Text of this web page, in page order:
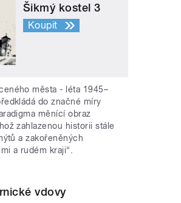
Šikmý kostel 3
Koupit
města - léta 1945–
do značné míry
měnící obraz
zahlazenou historii stále
a zakořeněných
a rudém kraji“.
vdovy